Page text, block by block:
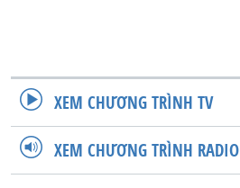
XEM CHƯƠNG TRÌNH TV
XEM CHƯƠNG TRÌNH RADIO